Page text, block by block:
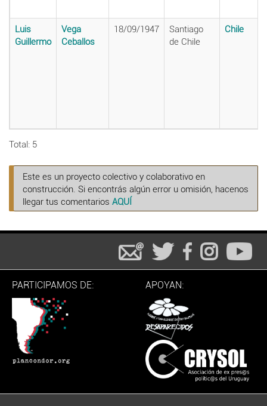
Luis
Guillermo
Vega
Ceballos
18/09/1947
Santiago
de Chile
Chile
Total: 5
Este es un proyecto colectivo y colaborativo en
construcción. Si encontrás algún error u omisión, hacenos
llegar tus comentarios AQUÍ
PARTICIPAMOS DE: APOYAN: